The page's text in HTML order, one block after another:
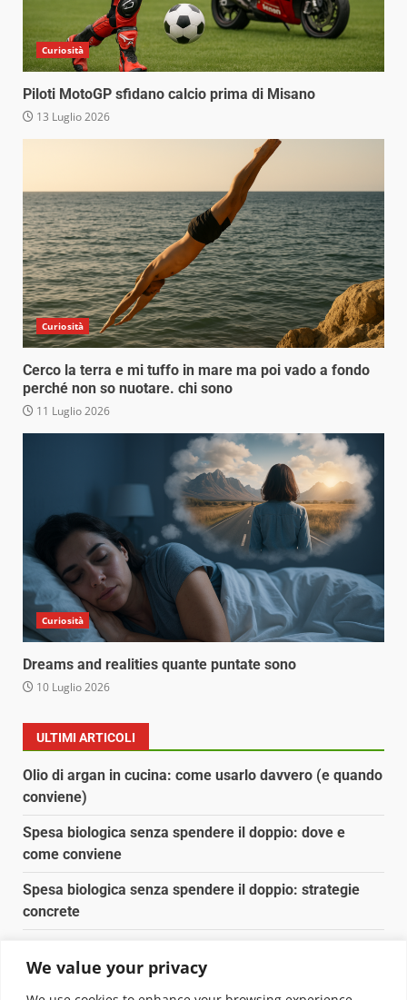
We value your privacy
Curiosità
Piloti MotoGP sfidano calcio prima di Misano
13 Luglio 2026
Curiosità
Cerco la terra e mi tuffo in mare ma poi vado a fondo
perché non so nuotare. chi sono
11 Luglio 2026
Curiosità
Dreams and realities quante puntate sono
10 Luglio 2026
ULTIMI ARTICOLI
Olio di argan in cucina: come usarlo davvero (e quando
conviene)
Spesa biologica senza spendere il doppio: dove e
come conviene
Spesa biologica senza spendere il doppio: strategie
concrete
Pulizia naturale della casa: 3 ingredienti che